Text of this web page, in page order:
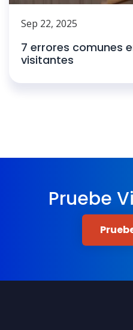
Sep 22, 2025
7 errores comunes
visitantes
Pruebe